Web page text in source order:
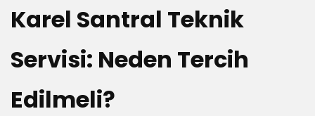
Karel Santral Teknik
Servisi: Neden Tercih
Edilmeli?